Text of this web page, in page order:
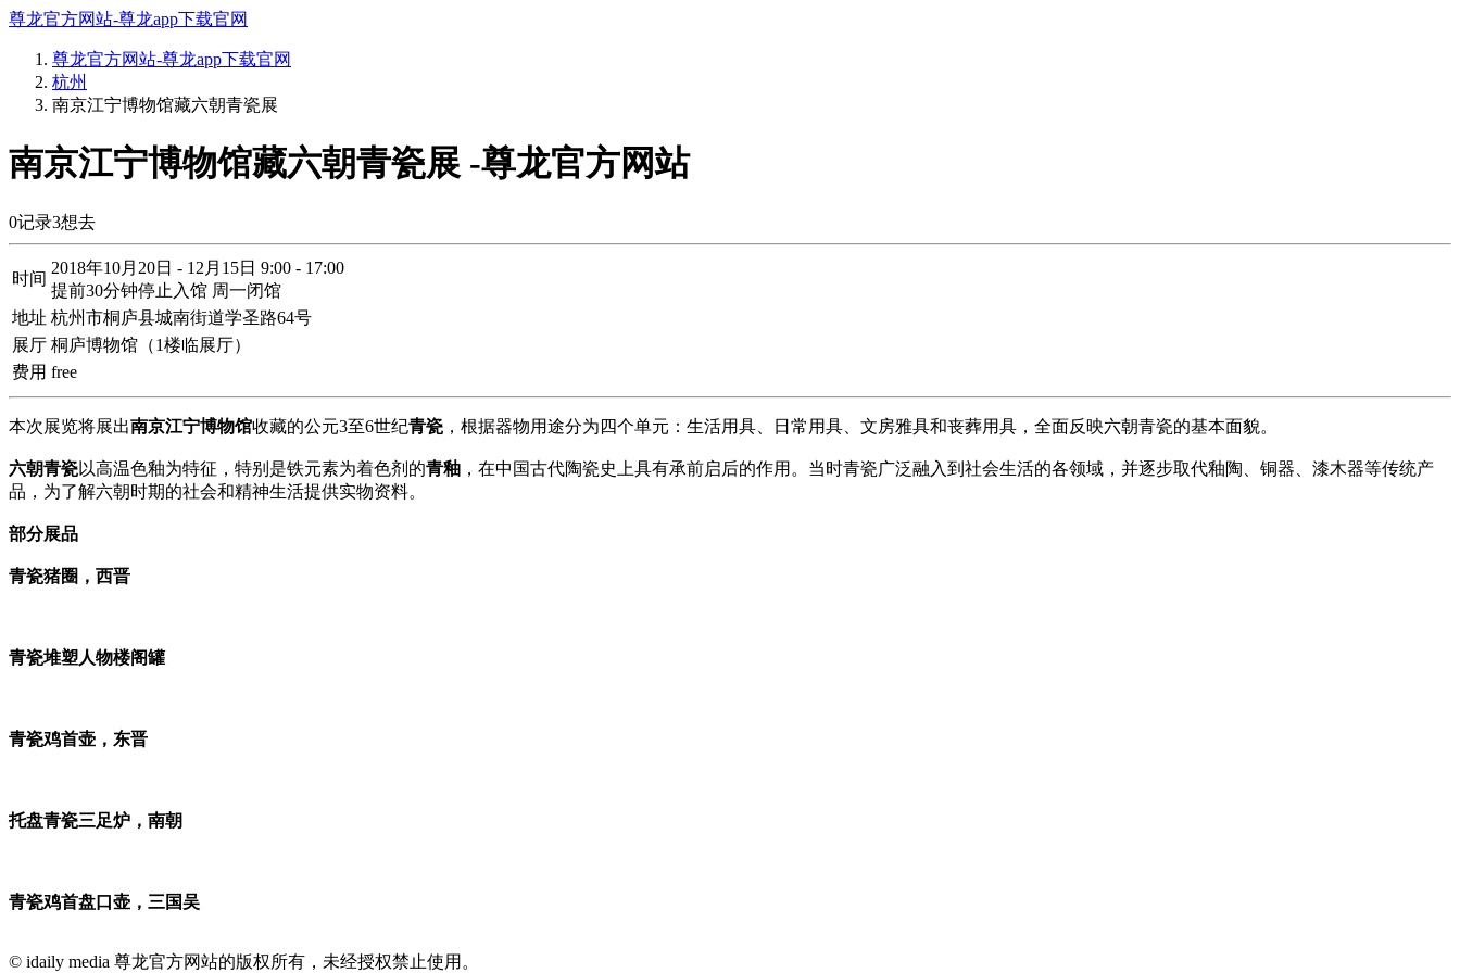
尊龙官方网站-尊龙app下载官网
尊龙官方网站-尊龙app下载官网
杭州
南京江宁博物馆藏六朝青瓷展
南京江宁博物馆藏六朝青瓷展 -尊龙官方网站
0记录3想去
时间
2018年10月20日 - 12月15日 9:00 - 17:00
提前30分钟停止入馆 周一闭馆
地址 杭州市桐庐县城南街道学圣路64号
展厅 桐庐博物馆（1楼临展厅）
费用 free
本次展览将展出南京江宁博物馆收藏的公元3至6世纪青瓷 ，根据器物用途分为四个单元：生活用具、日常用具、文房雅具和丧葬用具，全面反映六朝青瓷的基本面貌。
六朝青瓷以高温色釉为特征，特别是铁元素为着色剂的青釉 ，在中国古代陶瓷史上具有承前启后的作用。当时青瓷广泛融入到社会生活的各领域，并逐步取代釉陶、铜器、漆木器等传统产
品，为了解六朝时期的社会和精神生活提供实物资料。
部分展品
青瓷猪圈，西晋
青瓷堆塑人物楼阁罐
青瓷鸡首壶，东晋
托盘青瓷三足炉，南朝
青瓷鸡首盘口壶，三国吴
© idaily media 尊龙官方网站的版权所有，未经授权禁止使用。